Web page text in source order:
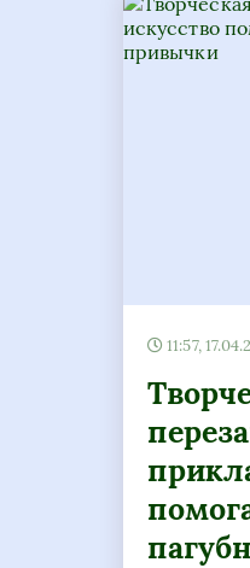
11:57,